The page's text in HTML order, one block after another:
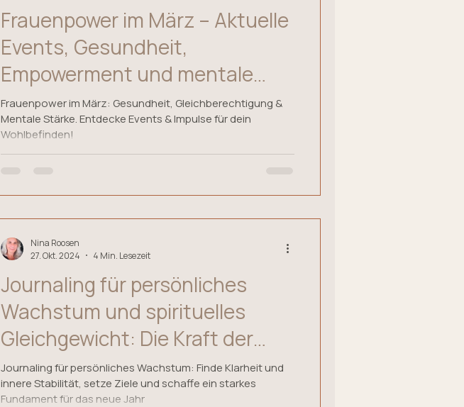
Frauenpower im März – Aktuelle
Events, Gesundheit,
Empowerment und mentale
Stärke.
Frauenpower im März: Gesundheit, Gleichberechtigung &
Mentale Stärke. Entdecke Events & Impulse für dein
Wohlbefinden!
Journaling für persönliches
Wachstum und spirituelles
Gleichgewicht: Die Kraft der
Raunächte nutzen.
Journaling für persönliches Wachstum: Finde Klarheit und
innere Stabilität, setze Ziele und schaffe ein starkes
Fundament für das neue Jahr
Nina Roosen
27. Okt. 2024
4 Min. Lesezeit